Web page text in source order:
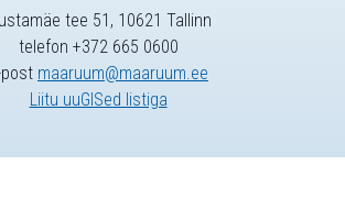
tee 51, 10621 Tallinn
telefon +372 665 0600
maaruum@maaruum.ee
Liitu uuGISed listiga